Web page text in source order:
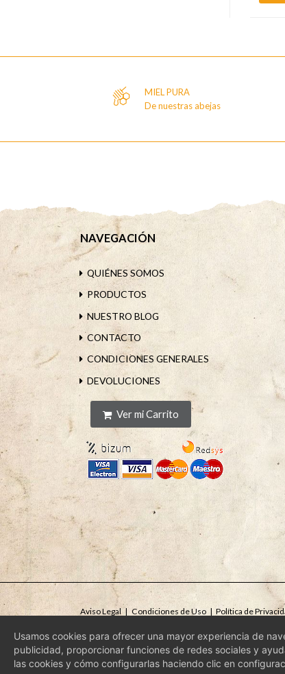
MIEL PURA
De nuestras abejas
NAVEGACIÓN
QUIÉNES SOMOS
PRODUCTOS
NUESTRO BLOG
CONTACTO
CONDICIONES GENERALES
DEVOLUCIONES
Ver mi Carrito
Aviso Legal | Condiciones de Uso | Política de
© 2026 -MIEL LOS JUANES- Todos los derechos
Usamos cookies para ofrecer una mayor experiencia de
publicidad, proporcionar funciones de redes sociales y
las cookies y cómo configurarlas haciendo clic en